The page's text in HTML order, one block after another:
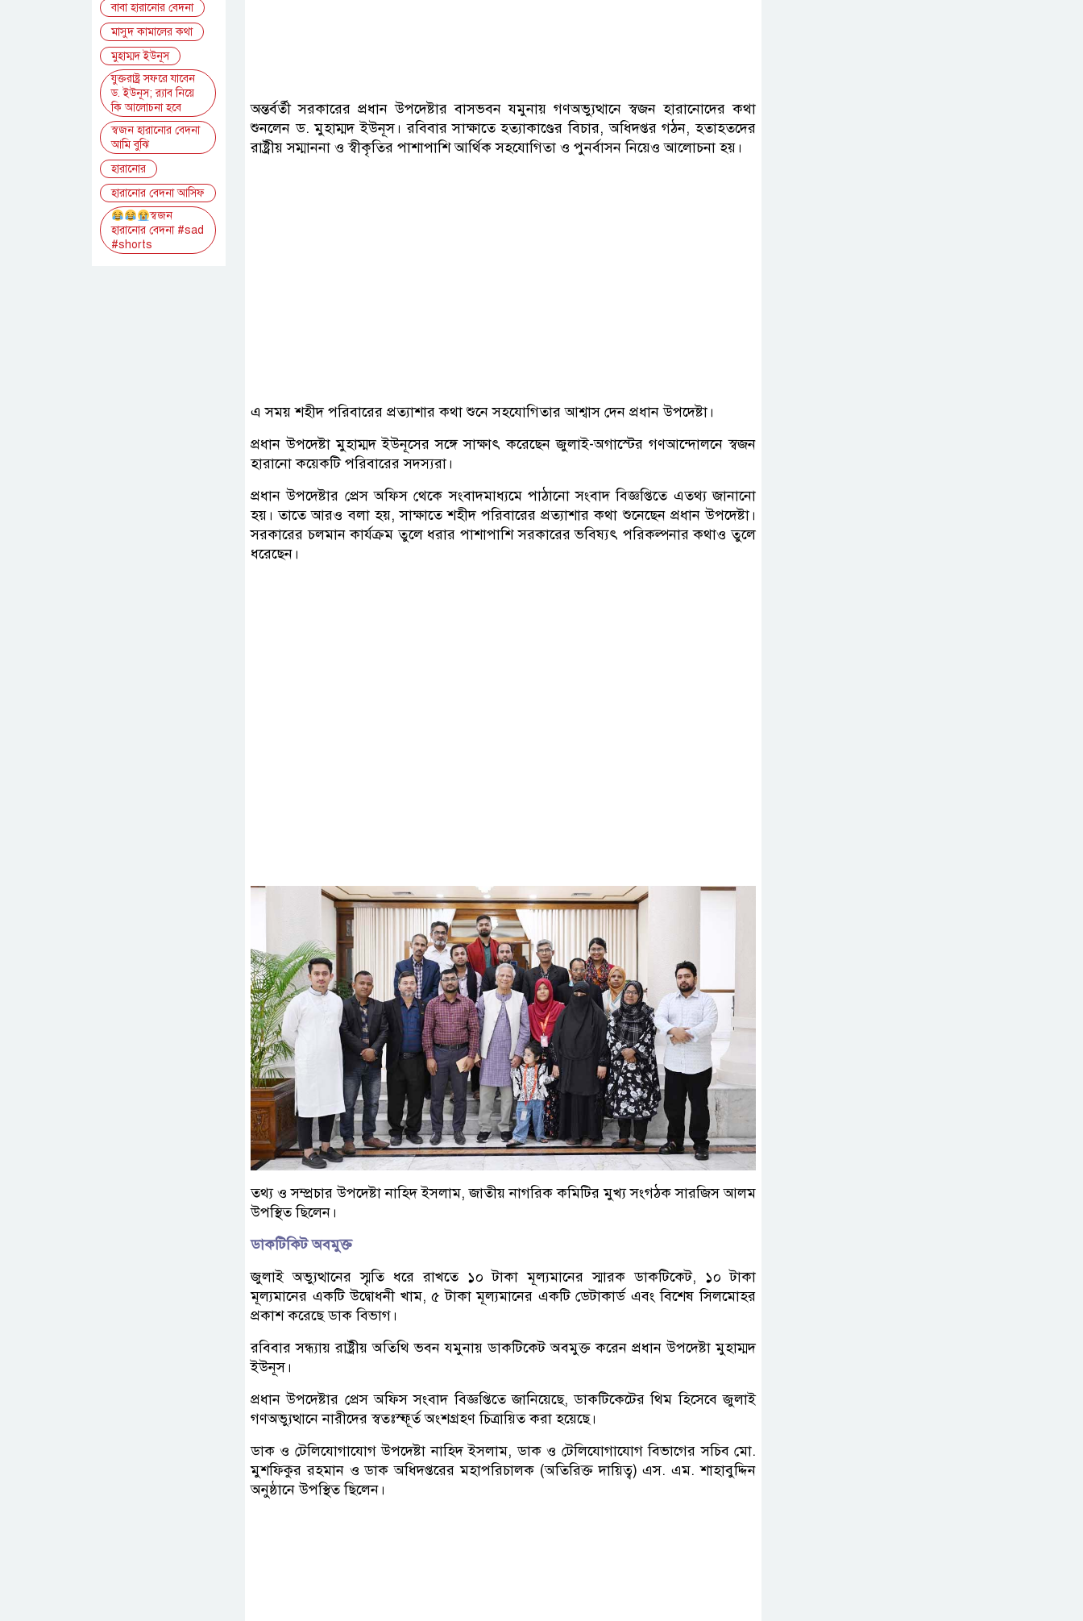
অন্তর্বর্তী সরকারের প্রধান উপদেষ্টার বাসভবন যমুনায় গণঅভ্যুত্থানে স্বজন হারানোদের কথা
শুনলেন ড. মুহাম্মদ ইউনূস। রবিবার সাক্ষাতে হত্যাকাণ্ডের বিচার, অধিদপ্তর গঠন, হতাহতদের
রাষ্ট্রীয় সম্মাননা ও স্বীকৃতির পাশাপাশি আর্থিক সহযোগিতা ও পুনর্বাসন নিয়েও আলোচনা হয়।
এ সময় শহীদ পরিবারের প্রত্যাশার কথা শুনে সহযোগিতার আশ্বাস দেন প্রধান উপদেষ্টা।
প্রধান উপদেষ্টা মুহাম্মদ ইউনূসের সঙ্গে সাক্ষাৎ করেছেন জুলাই-অগাস্টের গণআন্দোলনে স্বজন
হারানো কয়েকটি পরিবারের সদস্যরা।
প্রধান উপদেষ্টার প্রেস অফিস থেকে সংবাদমাধ্যমে পাঠানো সংবাদ বিজ্ঞপ্তিতে এতথ্য জানানো
হয়। তাতে আরও বলা হয়, সাক্ষাতে শহীদ পরিবারের প্রত্যাশার কথা শুনেছেন প্রধান উপদেষ্টা।
সরকারের চলমান কার্যক্রম তুলে ধরার পাশাপাশি সরকারের ভবিষ্যৎ পরিকল্পনার কথাও তুলে
ধরেছেন।
তথ্য ও সম্প্রচার উপদেষ্টা নাহিদ ইসলাম, জাতীয় নাগরিক কমিটির মুখ্য সংগঠক সারজিস আলম
উপস্থিত ছিলেন।
ডাকটিকিট অবমুক্ত
জুলাই অভ্যুত্থানের স্মৃতি ধরে রাখতে ১০ টাকা মূল্যমানের স্মারক ডাকটিকেট, ১০ টাকা
মূল্যমানের একটি উদ্বোধনী খাম, ৫ টাকা মূল্যমানের একটি ডেটাকার্ড এবং বিশেষ সিলমোহর
প্রকাশ করেছে ডাক বিভাগ।
রবিবার সন্ধ্যায় রাষ্ট্রীয় অতিথি ভবন যমুনায় ডাকটিকেট অবমুক্ত করেন প্রধান উপদেষ্টা মুহাম্মদ
ইউনূস।
প্রধান উপদেষ্টার প্রেস অফিস সংবাদ বিজ্ঞপ্তিতে জানিয়েছে, ডাকটিকেটের থিম হিসেবে জুলাই
গণঅভ্যুত্থানে নারীদের স্বতঃস্ফূর্ত অংশগ্রহণ চিত্রায়িত করা হয়েছে।
ডাক ও টেলিযোগাযোগ উপদেষ্টা নাহিদ ইসলাম, ডাক ও টেলিযোগাযোগ বিভাগের সচিব মো.
মুশফিকুর রহমান ও ডাক অধিদপ্তরের মহাপরিচালক (অতিরিক্ত দায়িত্ব) এস. এম. শাহাবুদ্দিন
অনুষ্ঠানে উপস্থিত ছিলেন।
বাবা হারানোর বেদনা
মাসুদ কামালের কথা
মুহাম্মদ ইউনূস
যুক্তরাষ্ট্র সফরে যাবেন
ড. ইউনূস; র‌্যাব নিয়ে
কি আলোচনা হবে
স্বজন হারানোর বেদনা
আমি বুঝি
হারানোর
হারানোর বেদনা আসিফ
স্বজন
হারানোর বেদনা #sad
#shorts